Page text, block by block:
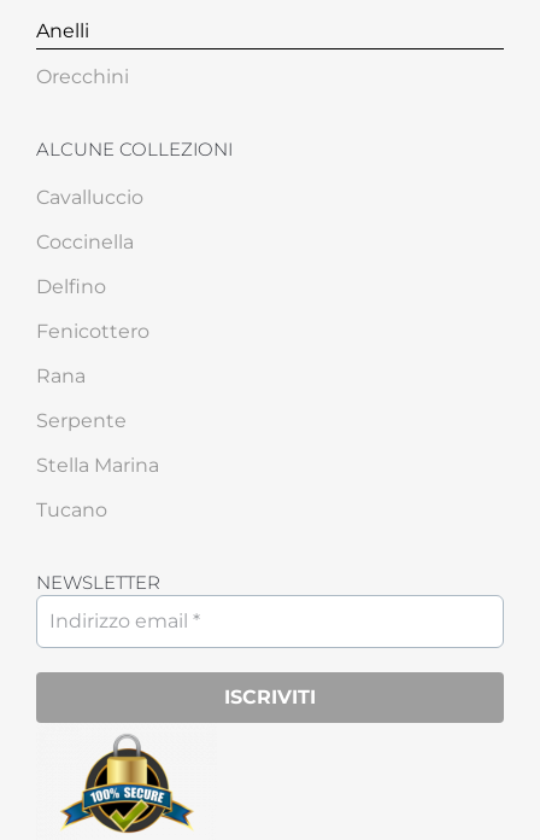
Anelli
Orecchini
ALCUNE COLLEZIONI
Cavalluccio
Coccinella
Delfino
Fenicottero
Rana
Serpente
Stella Marina
Tucano
NEWSLETTER